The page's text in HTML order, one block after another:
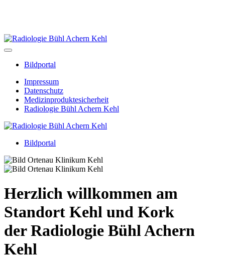
Bildportal
Impressum
Datenschutz
Medizinproduktesicherheit
Radiologie Bühl Achern Kehl
Bildportal
Herzlich willkommen am
Standort Kehl und Kork
der Radiologie Bühl Achern
Kehl